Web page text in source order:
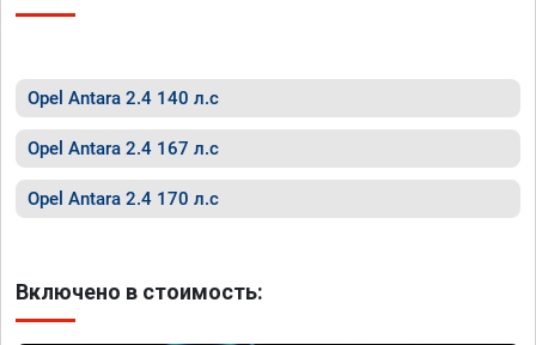
Opel Antara 2.4 140 л.с
Opel Antara 2.4 167 л.с
Opel Antara 2.4 170 л.с
Включено в стоимость: